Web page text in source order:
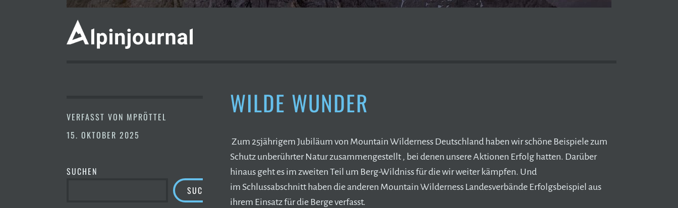
VERFASST VON MPRÖTTEL
15. OKTOBER 2025
WILDE WUNDER
Zum 25jährigem Jubiläum von Mountain Wilderness Deutschland haben wir schöne Beispiele zum
Schutz unberührter Natur zusammengestellt , bei denen unsere Aktionen Erfolg hatten. Darüber
hinaus geht es im zweiten Teil um Berg-Wildniss für die wir weiter kämpfen. Und
im Schlussabschnitt haben die anderen Mountain Wilderness Landesverbände Erfolgsbeispiel aus
ihrem Einsatz für die Berge verfasst.
SUCHEN
SUCHEN